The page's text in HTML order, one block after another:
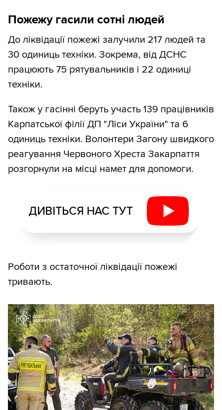
Пожежу гасили сотні людей
До ліквідації пожежі залучили 217 людей та
30 одиниць техніки. Зокрема, від ДСНС
працюють 75 рятувальників і 22 одиниці
техніки.
Також у гасінні беруть участь 139 працівників
Карпатської філії ДП "Ліси України" та 6
одиниць техніки. Волонтери Загону швидкого
реагування Червоного Хреста Закарпаття
розгорнули на місці намет для допомоги.
ДИВІТЬСЯ НАС ТУТ
Роботи з остаточної ліквідації пожежі
тривають.